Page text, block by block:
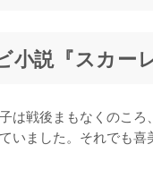
小説『スカー
は戦後まもなくのこ
いました。それでも